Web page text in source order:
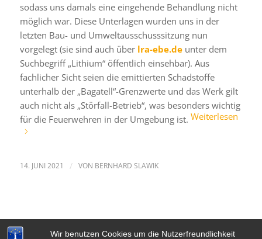
Wir benutzen Cookies um die Nutzerfreundlichkeit
sodass uns damals eine eingehende Behandlung nicht
möglich war. Diese Unterlagen wurden uns in der
letzten Bau- und Umweltausschusssitzung nun
vorgelegt (sie sind auch über lra-ebe.deunter dem
Suchbegriff „Lithium“ öffentlich einsehbar). Aus
fachlicher Sicht seien die emittierten Schadstoffe
unterhalb der „Bagatell“-Grenzwerte und das Werk gilt
auch nicht als „Störfall-Betrieb“, was besonders wichtig
für die Feuerwehren in der Umgebung ist. Weiterlesen
14. JUNI 2021 / VON BERNHARD SLAWIK